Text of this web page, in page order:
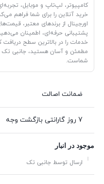
کامپیوتر، لپ‌تاپ و موبایل،
خرید آنلاین را برای شما فراهم
اورجینال از برندهای معتبر،
پشتیبانی حرفه‌ای، اطمینان
خدمات را در بالاترین سطح دریافت
مطمئن و آسان هستید، جانبی تک
شماست.
ضمانت اصالت
7 روز گارانتی بازگشت وجه
موجود در انبار
ارسال توسط جانبی تک